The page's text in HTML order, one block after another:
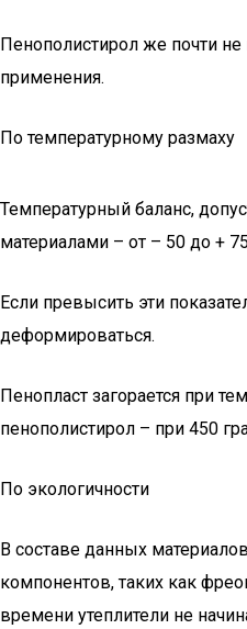
Пенополистирол же почти
применения.
По температурному размаху
Температурный баланс,
материалами – от – 50 до +
Если превысить эти
деформироваться.
Пенопласт загорается при
пенополистирол – при 450
По экологичности
В составе данных
компонентов, таких как
времени утеплители не